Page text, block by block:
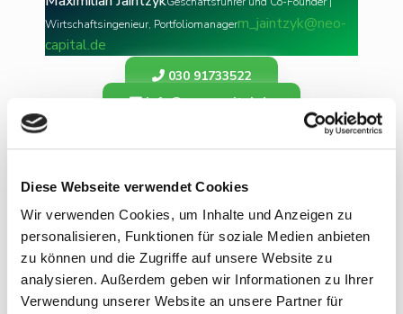
Diese Webseite verwendet Cookies
Wir verwenden Cookies, um Inhalte und Anzeigen zu
personalisieren, Funktionen für soziale Medien anbieten
zu können und die Zugriffe auf unsere Website zu
analysieren. Außerdem geben wir Informationen zu Ihrer
Verwendung unserer Website an unsere Partner für
Wirtschaftsingenieur, Portfoliomanagerm_jaintzyk@neo-
capital.de
030 91733522
info@neo-capital.de
Montag bis Freitag
8.00 - 20.00 Uhr
Folge uns